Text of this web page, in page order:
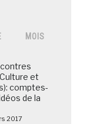
MOIS
et
comptes-
de la
2017